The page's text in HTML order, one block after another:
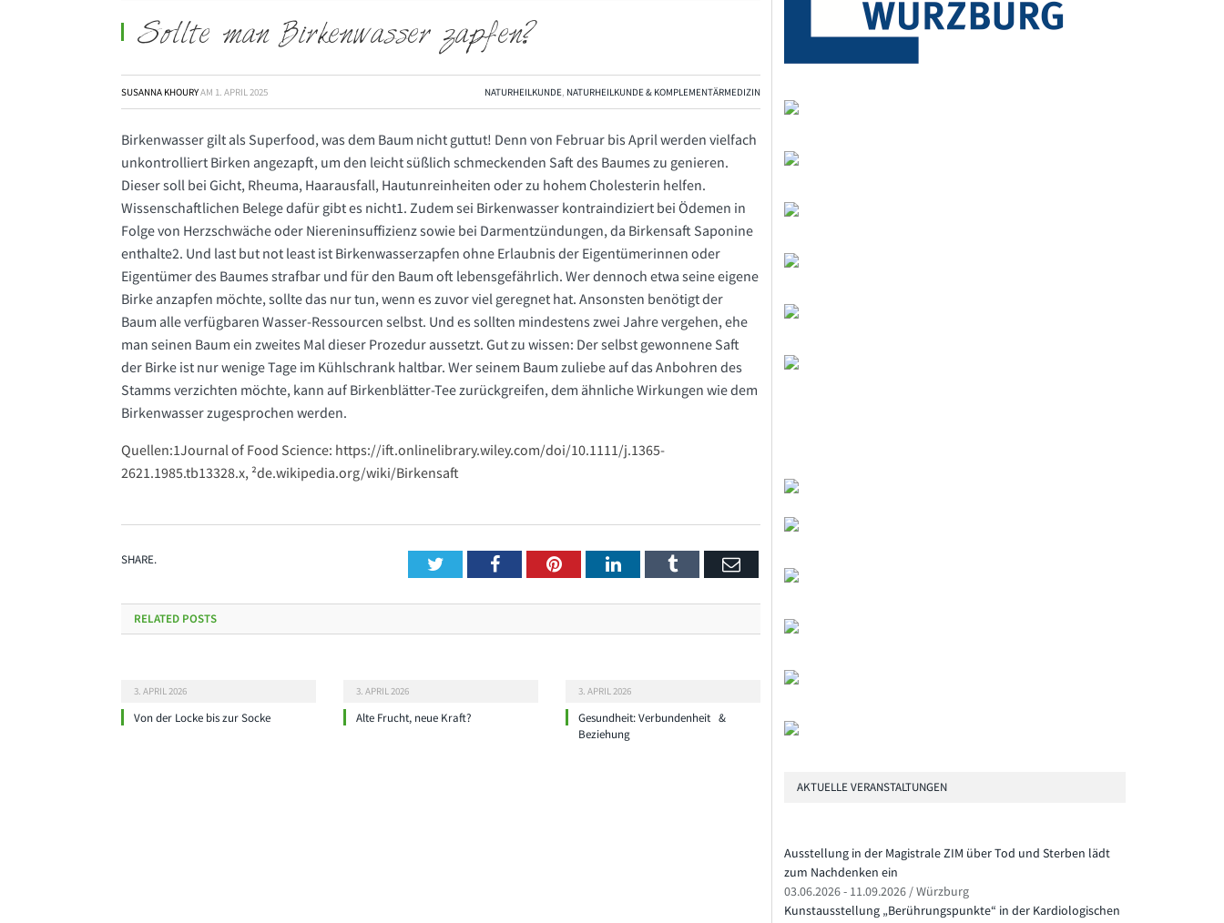
Sollte man Birkenwasser zapfen?
SUSANNA KHOURYAM 1. APRIL 2025 NATURHEILKUNDE, NATURHEILKUNDE & KOMPLEMENTÄRMEDIZIN
Birkenwasser gilt als Superfood, was dem Baum nicht guttut! Denn von Februar bis April werden vielfach
unkontrolliert Birken angezapft, um den leicht süßlich schmeckenden Saft des Baumes zu genieren.
Dieser soll bei Gicht, Rheuma, Haarausfall, Hautunreinheiten oder zu hohem Cholesterin helfen.
Wissenschaftlichen Belege dafür gibt es nicht1. Zudem sei Birkenwasser kontraindiziert bei Ödemen in
Folge von Herzschwäche oder Niereninsuffizienz sowie bei Darmentzündungen, da Birkensaft Saponine
enthalte2. Und last but not least ist Birkenwasserzapfen ohne Erlaubnis der Eigentümerinnen oder
Eigentümer des Baumes strafbar und für den Baum oft lebensgefährlich. Wer dennoch etwa seine eigene
Birke anzapfen möchte, sollte das nur tun, wenn es zuvor viel geregnet hat. Ansonsten benötigt der
Baum alle verfügbaren Wasser-Ressourcen selbst. Und es sollten mindestens zwei Jahre vergehen, ehe
man seinen Baum ein zweites Mal dieser Prozedur aussetzt. Gut zu wissen: Der selbst gewonnene Saft
der Birke ist nur wenige Tage im Kühlschrank haltbar. Wer seinem Baum zuliebe auf das Anbohren des
Stamms verzichten möchte, kann auf Birkenblätter-Tee zurückgreifen, dem ähnliche Wirkungen wie dem
Birkenwasser zugesprochen werden.
Quellen:1Journal of Food Science: https://ift.onlinelibrary.wiley.com/doi/10.1111/j.1365-
2621.1985.tb13328.x, ²de.wikipedia.org/wiki/Birkensaft
SHARE. TwitterFacebookPinterestLinkedInTumblr Email
RELATED POSTS
3. APRIL 2026
Von der Locke bis zur Socke
3. APRIL 2026
Alte Frucht, neue Kraft?
3. APRIL 2026
Gesundheit: Verbundenheit &
Beziehung
AKTUELLE VERANSTALTUNGEN
Ausstellung in der Magistrale ZIM über Tod und Sterben lädt
zum Nachdenken ein
03.06.2026 - 11.09.2026 / Würzburg
Kunstausstellung „Berührungspunkte“ in der Kardiologischen